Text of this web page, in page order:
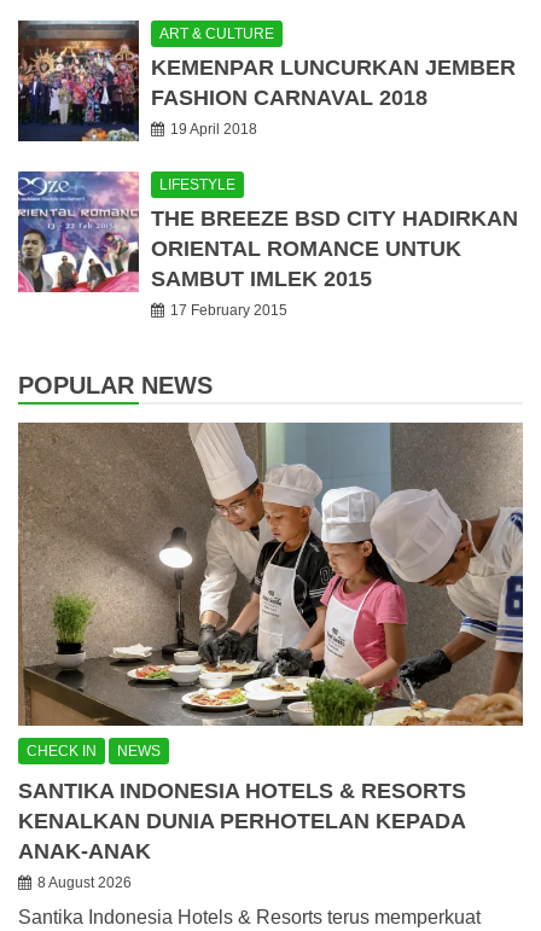
ART & CULTURE
KEMENPAR LUNCURKAN JEMBER
FASHION CARNAVAL 2018
19 April 2018
LIFESTYLE
THE BREEZE BSD CITY HADIRKAN
ORIENTAL ROMANCE UNTUK
SAMBUT IMLEK 2015
17 February 2015
POPULAR NEWS
CHECK IN NEWS
SANTIKA INDONESIA HOTELS & RESORTS
KENALKAN DUNIA PERHOTELAN KEPADA
ANAK-ANAK
8 August 2026
Santika Indonesia Hotels & Resorts terus memperkuat